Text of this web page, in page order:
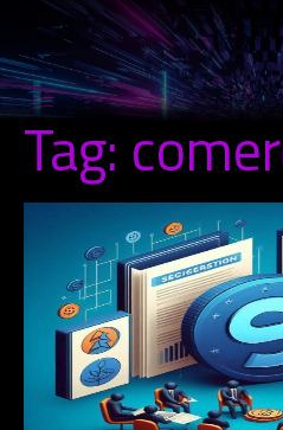
Tag: